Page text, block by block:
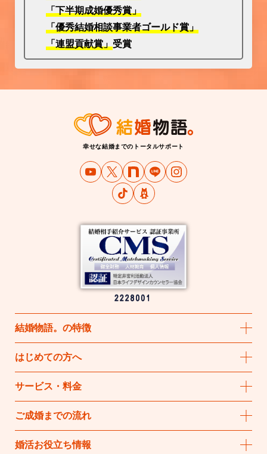
「下半期成婚優秀賞」
「優秀結婚相談事業者ゴールド賞」
「連盟貢献賞」 受賞
幸せな結婚までのトータルサポート
結婚物語。 の特徴
はじめての方へ
サービス・料金
ご成婚までの流れ
婚活お役立ち情報